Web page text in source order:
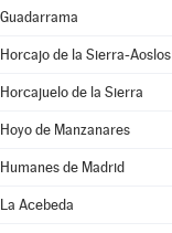
Guadarrama
Horcajo de la Sierra-Aoslos
Horcajuelo de la Sierra
Hoyo de Manzanares
Humanes de Madrid
La Acebeda